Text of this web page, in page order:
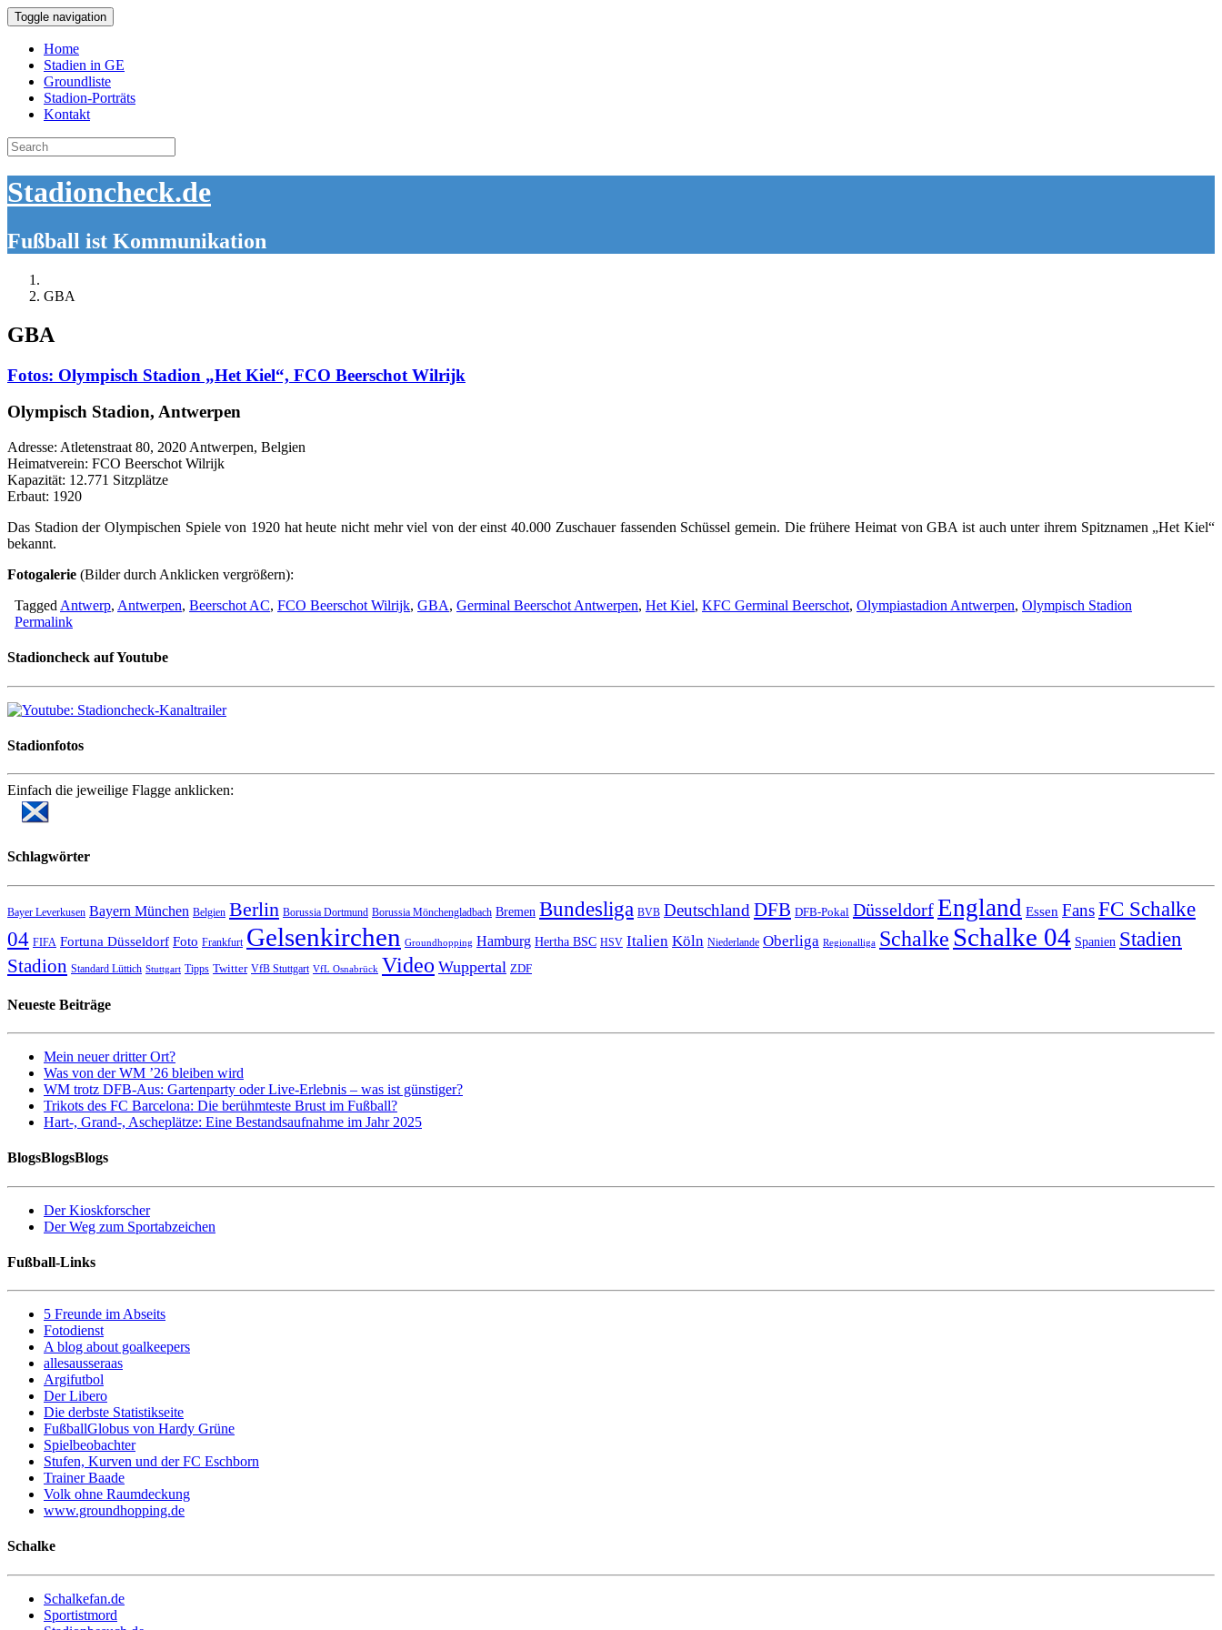
Toggle navigation
Home
Stadien in GE
Groundliste
Stadion-Porträts
Kontakt
Search
for:
Stadioncheck.de
Fußball ist Kommunikation
GBA
GBA
Fotos: Olympisch Stadion „Het Kiel“, FCO Beerschot Wilrijk
Olympisch Stadion, Antwerpen
Adresse: Atletenstraat 80, 2020 Antwerpen, Belgien
Heimatverein: FCO Beerschot Wilrijk
Kapazität: 12.771 Sitzplätze
Erbaut: 1920
Das Stadion der Olympischen Spiele von 1920 hat heute nicht mehr viel von der einst 40.000 Zuschauer fassenden Schüssel gemein. Die frühere Heimat von GBA ist auch unter ihrem Spitznamen „Het Kiel“
bekannt.
Fotogalerie (Bilder durch Anklicken vergrößern):
Tagged Antwerp, Antwerpen, Beerschot AC, FCO Beerschot Wilrijk, GBA, Germinal Beerschot Antwerpen, Het Kiel, KFC Germinal Beerschot, Olympiastadion Antwerpen, Olympisch Stadion
Permalink
Stadioncheck auf Youtube
Stadionfotos
Einfach die jeweilige Flagge anklicken:
Schlagwörter
Bayer Leverkusen Bayern München Belgien Berlin Borussia Dortmund Borussia Mönchengladbach Bremen Bundesliga BVB Deutschland DFB DFB-Pokal DüsseldorfEngland Essen FansFC Schalke
04 FIFA Fortuna Düsseldorf Foto Frankfurt Gelsenkirchen Groundhopping Hamburg Hertha BSC HSV Italien Köln Niederlande Oberliga Regionalliga Schalke Schalke 04 Spanien Stadien
Stadion Standard Lüttich Stuttgart Tipps Twitter VfB Stuttgart VfL Osnabrück Video Wuppertal ZDF
Neueste Beiträge
Mein neuer dritter Ort?
Was von der WM ’26 bleiben wird
WM trotz DFB-Aus: Gartenparty oder Live-Erlebnis – was ist günstiger?
Trikots des FC Barcelona: Die berühmteste Brust im Fußball?
Hart-, Grand-, Ascheplätze: Eine Bestandsaufnahme im Jahr 2025
BlogsBlogsBlogs
Der Kioskforscher
Der Weg zum Sportabzeichen
Fußball-Links
5 Freunde im Abseits
Fotodienst
A blog about goalkeepers
allesausseraas
Argifutbol
Der Libero
Die derbste Statistikseite
FußballGlobus von Hardy Grüne
Spielbeobachter
Stufen, Kurven und der FC Eschborn
Trainer Baade
Volk ohne Raumdeckung
www.groundhopping.de
Schalke
Schalkefan.de
Sportistmord